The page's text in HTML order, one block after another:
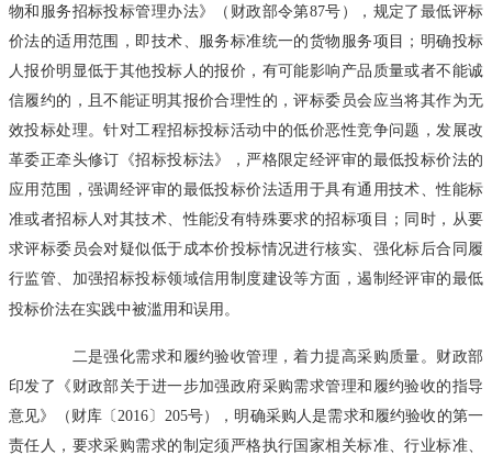
物和服务招标投标管理办法》（财政部令第87号），规定了最低评标
价法的适用范围，即技术、服务标准统一的货物服务项目；明确投标
人报价明显低于其他投标人的报价，有可能影响产品质量或者不能诚
信履约的，且不能证明其报价合理性的，评标委员会应当将其作为无
效投标处理。针对工程招标投标活动中的低价恶性竞争问题，发展改
革委正牵头修订《招标投标法》，严格限定经评审的最低投标价法的
应用范围，强调经评审的最低投标价法适用于具有通用技术、性能标
准或者招标人对其技术、性能没有特殊要求的招标项目；同时，从要
求评标委员会对疑似低于成本价投标情况进行核实、强化标后合同履
行监管、加强招标投标领域信用制度建设等方面，遏制经评审的最低
投标价法在实践中被滥用和误用。
二是强化需求和履约验收管理，着力提高采购质量。财政部
印发了《财政部关于进一步加强政府采购需求管理和履约验收的指导
意见》（财库〔2016〕205号），明确采购人是需求和履约验收的第一
责任人，要求采购需求的制定须严格执行国家相关标准、行业标准、